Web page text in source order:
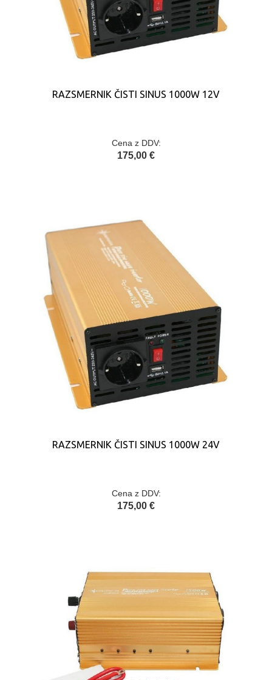
RAZSMERNIK ČISTI SINUS 1000W 12V
Cena z DDV:
175,00 €
RAZSMERNIK ČISTI SINUS 1000W 24V
Cena z DDV:
175,00 €